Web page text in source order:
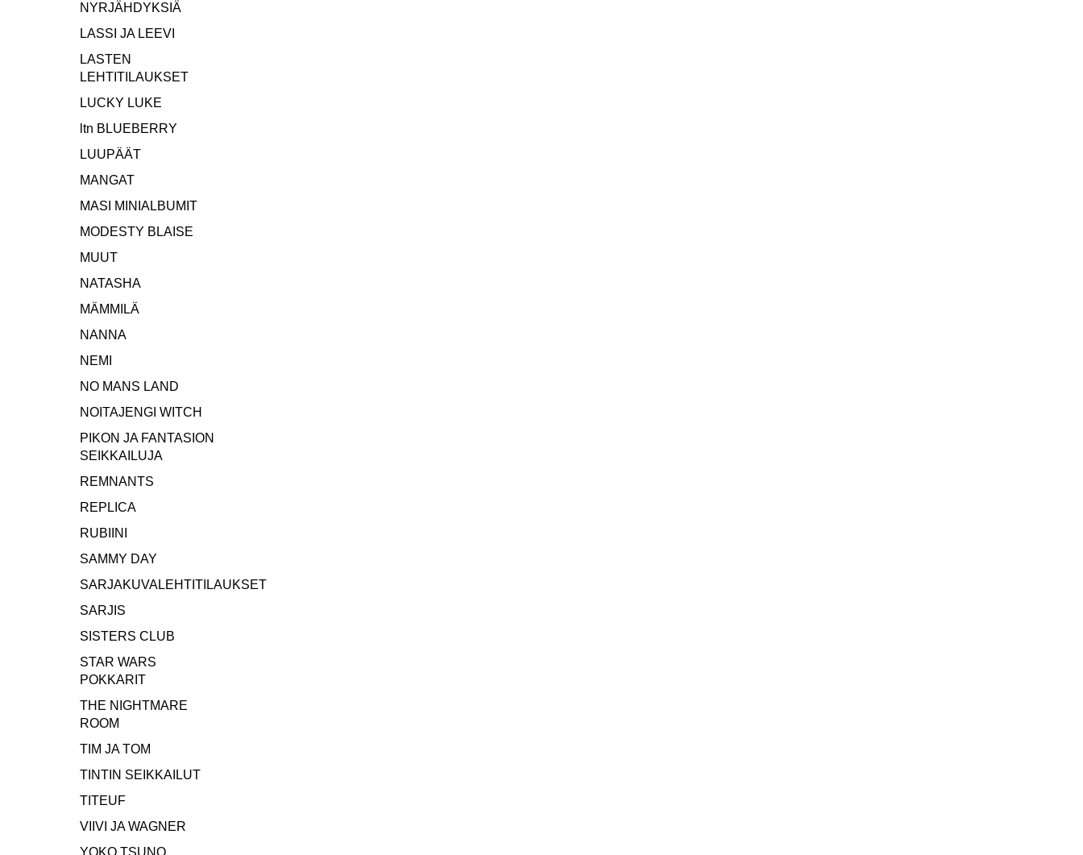
NYRJÄHDYKSIÄ
LASSI JA LEEVI
LASTEN
LEHTITILAUKSET
LUCKY LUKE
ltn BLUEBERRY
LUUPÄÄT
MANGAT
MASI MINIALBUMIT
MODESTY BLAISE
MUUT
NATASHA
MÄMMILÄ
NANNA
NEMI
NO MANS LAND
NOITAJENGI WITCH
PIKON JA FANTASION
SEIKKAILUJA
REMNANTS
REPLICA
RUBIINI
SAMMY DAY
SARJAKUVALEHTITILAUKSET
SARJIS
SISTERS CLUB
STAR WARS
POKKARIT
THE NIGHTMARE
ROOM
TIM JA TOM
TINTIN SEIKKAILUT
TITEUF
VIIVI JA WAGNER
YOKO TSUNO